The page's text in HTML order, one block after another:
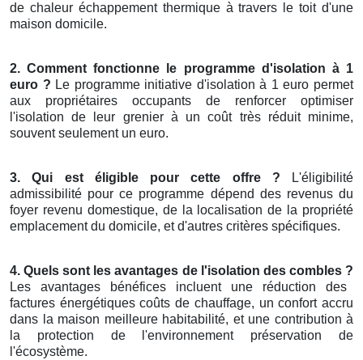
de chaleur échappement thermique à travers le toit d'une
maison domicile.
2. Comment fonctionne le programme d'isolation à 1
euro ? Le programme initiative d'isolation à 1 euro permet
aux propriétaires occupants de renforcer optimiser
l'isolation de leur grenier à un coût très réduit minime,
souvent seulement un euro.
3. Qui est éligible pour cette offre ? L'éligibilité
admissibilité pour ce programme dépend des revenus du
foyer revenu domestique, de la localisation de la propriété
emplacement du domicile, et d'autres critères spécifiques.
4. Quels sont les avantages de l'isolation des combles ?
Les avantages bénéfices incluent une réduction des
factures énergétiques coûts de chauffage, un confort accru
dans la maison meilleure habitabilité, et une contribution à
la protection de l'environnement préservation de
l'écosystème.